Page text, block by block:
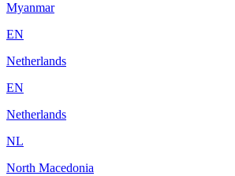
Myanmar
EN
Netherlands
EN
Netherlands
NL
North Macedonia